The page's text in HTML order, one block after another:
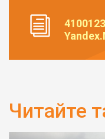
Читайте